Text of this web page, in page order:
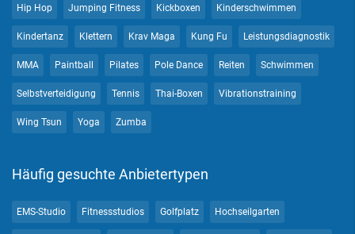
Hip Hop Jumping Fitness Kickboxen Kinderschwimmen
Kindertanz Klettern Krav Maga Kung Fu Leistungsdiagnostik
MMA Paintball Pilates Pole Dance Reiten Schwimmen
Selbstverteidigung Tennis Thai-Boxen Vibrationstraining
Wing Tsun Yoga Zumba
Häufig gesuchte Anbietertypen
EMS-Studio Fitnessstudios Golfplatz Hochseilgarten